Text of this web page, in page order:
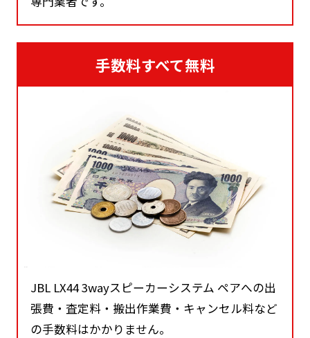
手数料すべて無料
JBL LX44 3wayスピーカーシステム ペアへの出
張費・査定料・搬出作業費・キャンセル料など
の手数料はかかりません。